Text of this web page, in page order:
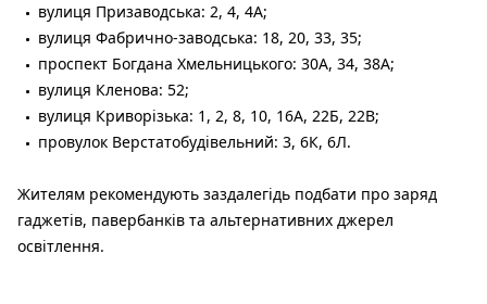
вулиця Призаводська: 2, 4, 4А;
вулиця Фабрично-заводська: 18, 20, 33, 35;
проспект Богдана Хмельницького: 30А, 34, 38А;
вулиця Кленова: 52;
вулиця Криворізька: 1, 2, 8, 10, 16А, 22Б, 22В;
провулок Верстатобудівельний: 3, 6К, 6Л.
Жителям рекомендують заздалегідь подбати про заряд
гаджетів, павербанків та альтернативних джерел
освітлення.